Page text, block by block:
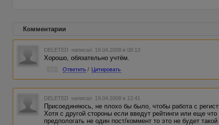
Комментарии
DELETED написал 19.04.2008 в 08:13
Хорошо, обязательно учтём.
Ответить / Цитировать
DELETED написал 19.04.2008 в 12:41
Присоединяюсь, не плохо бы было, чтобы работа с
Хотя с другой стороны если введут рейтинги или еще
предпологать не один пост/коммент то это не будет